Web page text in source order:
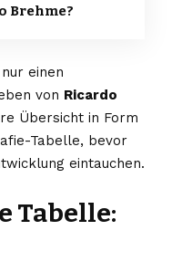
Brehme?
einen
von Ricardo
Übersicht in Form
Tabelle, bevor
eintauchen.
Tabelle: